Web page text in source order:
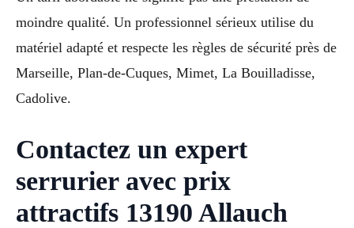
moindre qualité. Un professionnel sérieux utilise du
matériel adapté et respecte les règles de sécurité près de
Marseille, Plan-de-Cuques, Mimet, La Bouilladisse,
Cadolive.
Contactez un expert
serrurier avec prix
attractifs 13190 Allauch